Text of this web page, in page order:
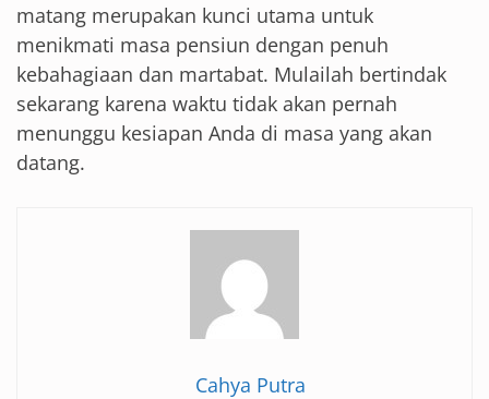
matang merupakan kunci utama untuk
menikmati masa pensiun dengan penuh
kebahagiaan dan martabat. Mulailah bertindak
sekarang karena waktu tidak akan pernah
menunggu kesiapan Anda di masa yang akan
datang.
Cahya Putra